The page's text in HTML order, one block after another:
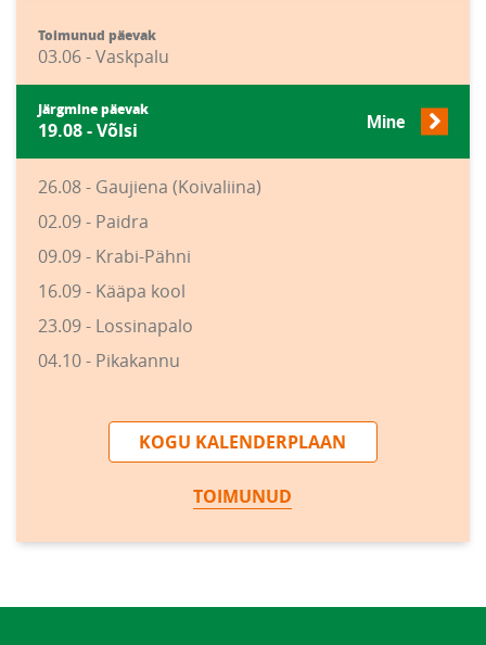
Toimunud päevak
03.06 - Vaskpalu
Järgmine päevak
19.08 - Võlsi Mine
26.08 - Gaujiena (Koivaliina)
02.09 - Paidra
09.09 - Krabi-Pähni
16.09 - Kääpa kool
23.09 - Lossinapalo
04.10 - Pikakannu
KOGU KALENDERPLAAN
TOIMUNUD